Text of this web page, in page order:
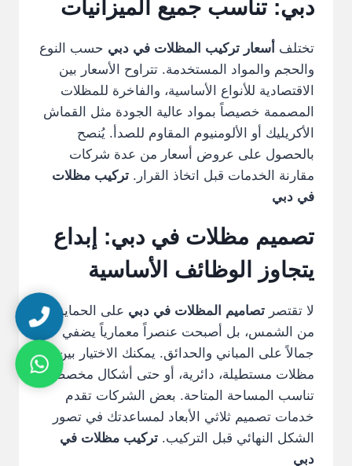
دبي: تناسب جميع الميزانيات
تختلف أسعار تركيب المظلات في دبي حسب النوع
والحجم والمواد المستخدمة. تتراوح الأسعار بين
الاقتصادية للأنواع الأساسية، والفاخرة للمظلات
المصممة خصيصاً بمواد عالية الجودة مثل القماش
الأكريليك أو الألومنيوم المقاوم للصدأ. يُنصح
بالحصول على عروض أسعار من عدة شركات
مقارنة الخدمات قبل اتخاذ القرار. تركيب مظلات
في دبي
تصميم مظلات في دبي: إبداع
يتجاوز الوظائف الأساسية
لا تقتصر تصاميم المظلات في دبي على الحماية
من الشمس، بل أصبحت عنصراً معمارياً يضفي
جمالاً على المباني والحدائق. يمكنك الاختيار بين
مظلات مستطيلة، دائرية، أو حتى أشكال مخصصة
تناسب المساحة المتاحة. بعض الشركات تقدم
خدمات تصميم ثلاثي الأبعاد لمساعدتك في تصور
الشكل النهائي قبل التركيب. تركيب مظلات في
دبي